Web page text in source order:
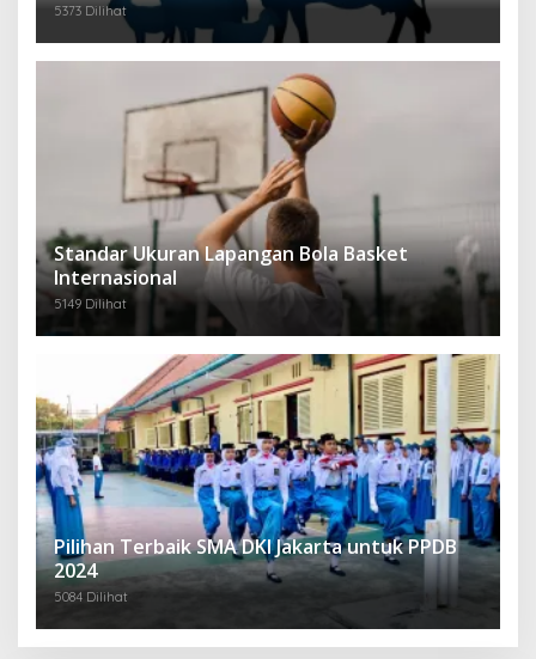
5373 Dilihat
Standar Ukuran Lapangan Bola Basket
Internasional
5149 Dilihat
Pilihan Terbaik SMA DKI Jakarta untuk PPDB
2024
5084 Dilihat